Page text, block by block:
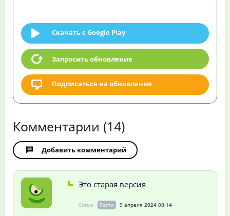
Скачать c Google Play
Запросить обновление
Подписаться на обновления
Комментарии (14)
Добавить комментарий
Это старая версия
Сигма Гости 9 апреля 2024 08:14